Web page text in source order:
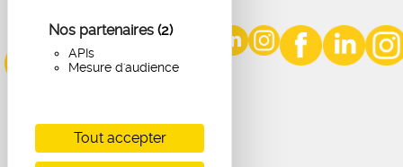
Nos partenaires (2)
APIs
Mesure d'audience
Tout accepter